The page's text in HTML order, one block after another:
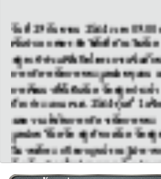
สตูล เข้าร่วมพิธีเปิดโครงการเพิ่มศัก
การบริหารจัดการขยะมูลฝอยชุมชน
การพัฒนาที่ยั่งยืนจังหวัดสตูล ประจำ
ปีงบประมาณ พ.ศ. 2564 รุ่นที่ 1 เพื่
ผลความสำเร็จการบริหารจัดการขยะ
มูลฝอย "จังหวัดสตูล" ของจังหวัดสตู
มีนายศักระ กปิลกาญจน์ รองผู้ว่าราช
จังหวัดสตูล เป็นประธานฯ ดังกล่าว
ประชุมบุหงา ชั้น 4 องค์การบริหารส่
จังหวัดสตูล จังหวัดสตูล